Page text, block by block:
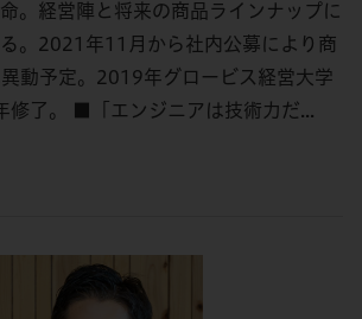
。経営陣と将来の商品ラインナップに
。2021年11月から社内公募により商
動予定。2019年グロービス経営大学
修了。 ■「エンジニアは技術力だ...